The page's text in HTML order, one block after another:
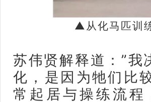
▲从化马匹训
苏伟贤解释道：”我
化，是因为牠们比
常起居与操练流